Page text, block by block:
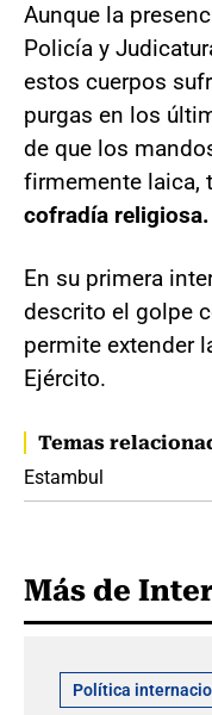
Aunque la
Policía y
estos cuerpos
purgas en los
de que los
firmemente laica, t
cofradía religiosa.
En su primera
descrito el golpe
permite extender
Ejército.
Temas
Estambul
Más de
Política